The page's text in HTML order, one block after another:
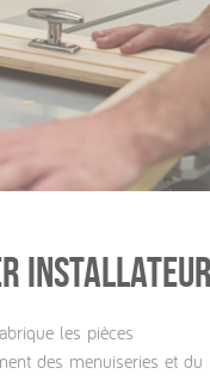
Installateur
les pièces
des menuiseries et du